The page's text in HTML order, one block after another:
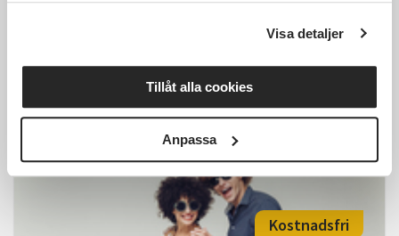
Visa detaljer
Tillåt alla cookies
Anpassa
mån 2026-08-24
Läs mer och anmäl
Kostnadsfri